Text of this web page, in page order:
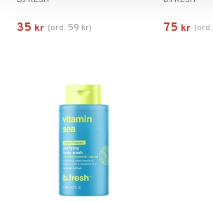
35 kr (ord. 59 kr) 75 kr (ord.